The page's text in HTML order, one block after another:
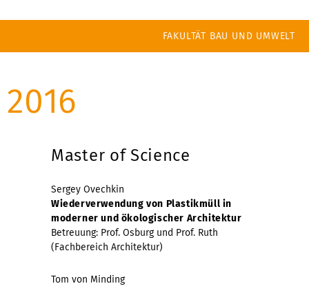
FAKULTÄT BAU UND UMWELT
2016
Master of Science
Sergey Ovechkin
Wiederverwendung von Plastikmüll in
moderner und ökologischer Architektur
Betreuung: Prof. Osburg und Prof. Ruth
(Fachbereich Architektur)
Tom von Minding